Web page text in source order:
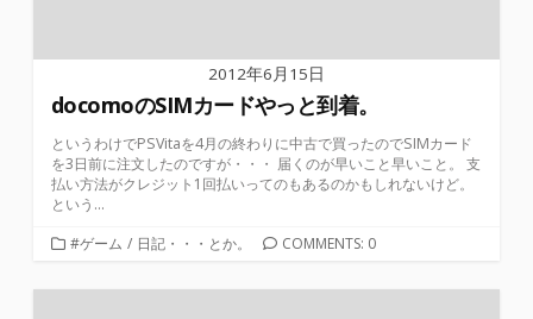
2012年6月15日
docomoのSIMカードやっと到着。
というわけでPSVitaを4月の終わりに中古で買ったのでSIMカード
を3日前に注文したのですが・・・ 届くのが早いこと早いこと。 支
払い方法がクレジット1回払いってのもあるのかもしれないけど。
という...
カ
ゴ
#ゲーム / 日記・・・とか。 COMMENTS: 0